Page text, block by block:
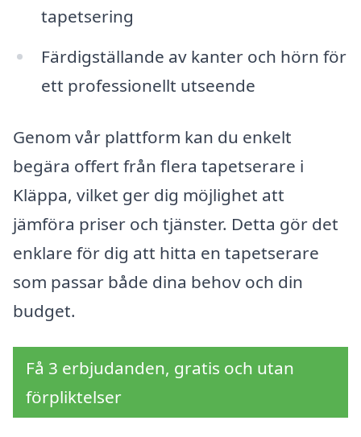
tapetsering
Färdigställande av kanter och hörn för
ett professionellt utseende
Genom vår plattform kan du enkelt
begära offert från flera tapetserare i
Kläppa, vilket ger dig möjlighet att
jämföra priser och tjänster. Detta gör det
enklare för dig att hitta en tapetserare
som passar både dina behov och din
budget.
Få 3 erbjudanden, gratis och utan
förpliktelser